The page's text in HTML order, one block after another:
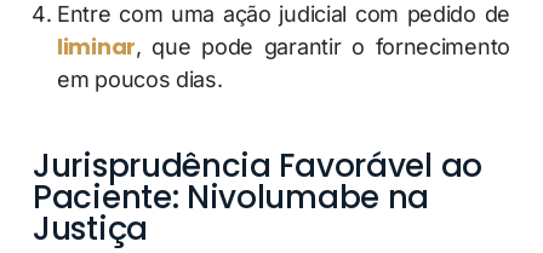
Entre com uma ação judicial com pedido de
liminar, que pode garantir o fornecimento
em poucos dias.
Jurisprudência Favorável ao
Paciente: Nivolumabe na
Justiça